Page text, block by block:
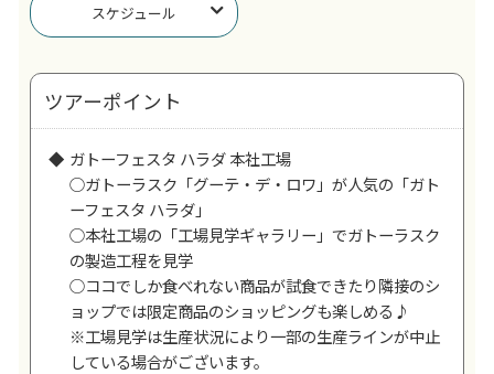
スケジュール
ツアーポイント
ガトーフェスタ ハラダ 本社工場
○ガトーラスク「グーテ・デ・ロワ」が人気の「ガト
ーフェスタ ハラダ」
○本社工場の「工場見学ギャラリー」でガトーラスク
の製造工程を見学
○ココでしか食べれない商品が試食できたり隣接のシ
ョップでは限定商品のショッピングも楽しめる♪
※工場見学は生産状況により一部の生産ラインが中止
している場合がございます。